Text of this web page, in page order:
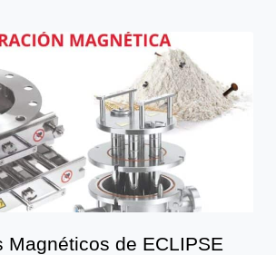
Magnéticos de ECLIPSE